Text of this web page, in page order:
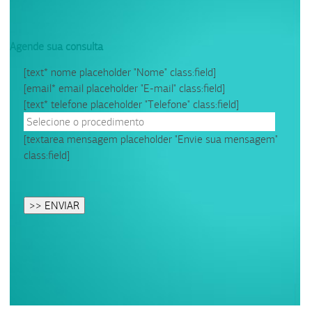
Agende sua consulta
[text* nome placeholder "Nome" class:field]
[email* email placeholder "E-mail" class:field]
[text* telefone placeholder "Telefone" class:field]
[textarea mensagem placeholder "Envie sua mensagem"
class:field]
Please
leave